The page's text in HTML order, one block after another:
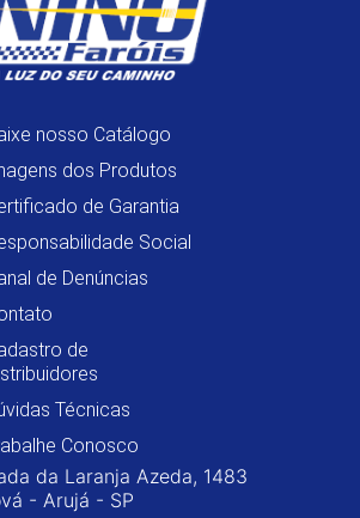
nosso Catálogo
dos Produtos
de Garantia
Social
de Denúncias
de
Técnicas
Conosco
da Laranja Azeda, 1483
- Arujá - SP